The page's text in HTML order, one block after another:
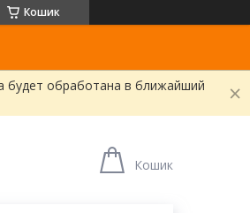
Кошик
будет обработана в ближайший
Кошик